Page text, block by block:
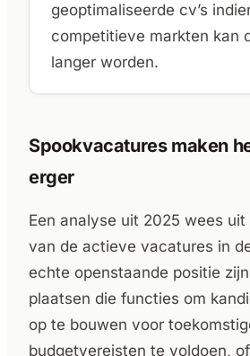
geoptimaliseerde cv’s
competitieve markten kan
langer worden.
Spookvacatures maken
erger
Een analyse uit 2025 wees
van de actieve vacatures in
echte openstaande positie
plaatsen die functies om
op te bouwen voor
budgetvereisten te voldoen,